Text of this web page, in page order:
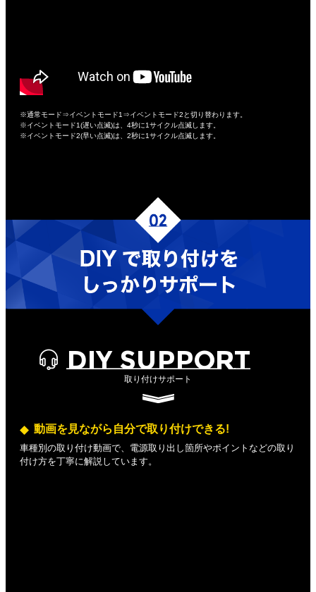
※通常モード⇒イベントモード1⇒イベントモード2と切り替わります。
※イベントモード1(遅い点滅)は、4秒に1サイクル点滅します。
※イベントモード2(早い点滅)は、2秒に1サイクル点滅します。
DIY SUPPORT
取り付けサポート
動画を見ながら自分で取り付けできる!
車種別の取り付け動画で、電源取り出し箇所やポイントなどの取り
付け方を丁寧に解説しています。